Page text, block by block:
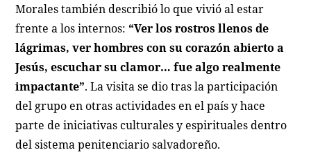
Morales también describió lo que vivió al estar
frente a los internos: “Ver los rostros llenos de
lágrimas, ver hombres con su corazón abierto a
Jesús, escuchar su clamor… fue algo realmente
impactante”. La visita se dio tras la participación
del grupo en otras actividades en el país y hace
parte de iniciativas culturales y espirituales dentro
del sistema penitenciario salvadoreño.